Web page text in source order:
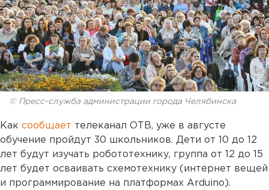
© Пресс-служба администрации города Челябинска
Как сообщает телеканал ОТВ, уже в августе
обучение пройдут 30 школьников. Дети от 10 до 12
лет будут изучать робототехнику, группа от 12 до 15
лет будет осваивать схемотехнику (интернет вещей
и программирование на платформах Arduino).